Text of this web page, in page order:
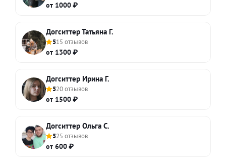
от 1000 ₽
Догситтер Татьяна Г.
515 отзывов
от 1300 ₽
Догситтер Ирина Г.
520 отзывов
от 1500 ₽
Догситтер Ольга С.
525 отзывов
от 600 ₽